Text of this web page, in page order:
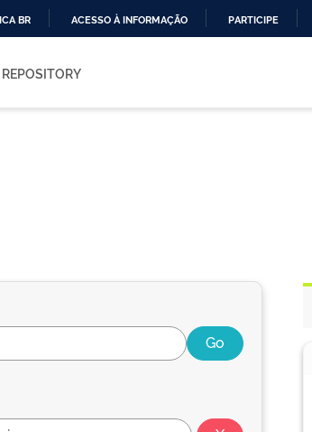
O
BR ACESSO À INFORMAÇÃO PARTICIPE